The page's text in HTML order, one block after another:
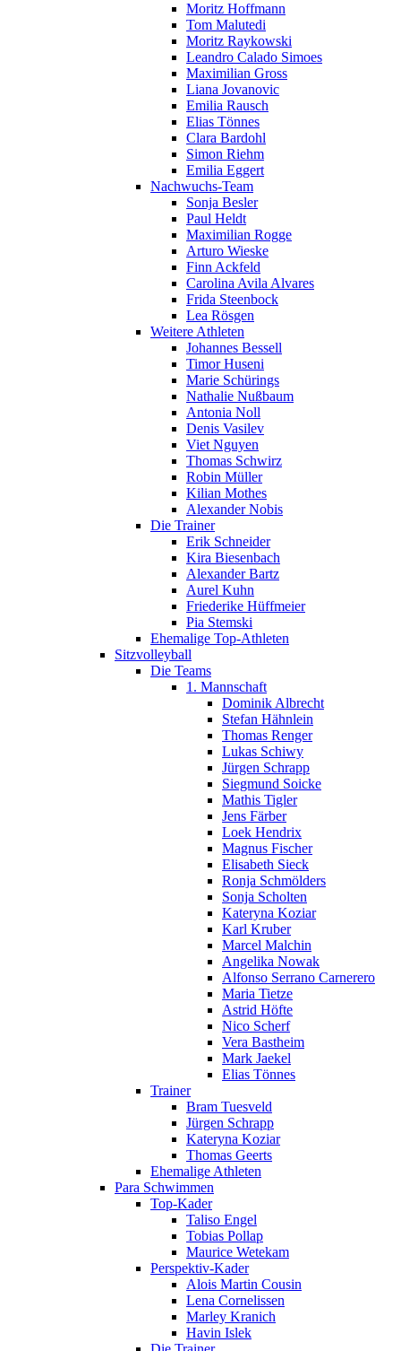
Moritz Hoffmann
Tom Malutedi
Moritz Raykowski
Leandro Calado Simoes
Maximilian Gross
Liana Jovanovic
Emilia Rausch
Elias Tönnes
Clara Bardohl
Simon Riehm
Emilia Eggert
Nachwuchs-Team
Sonja Besler
Paul Heldt
Maximilian Rogge
Arturo Wieske
Finn Ackfeld
Carolina Avila Alvares
Frida Steenbock
Lea Rösgen
Weitere Athleten
Johannes Bessell
Timor Huseni
Marie Schürings
Nathalie Nußbaum
Antonia Noll
Denis Vasilev
Viet Nguyen
Thomas Schwirz
Robin Müller
Kilian Mothes
Alexander Nobis
Die Trainer
Erik Schneider
Kira Biesenbach
Alexander Bartz
Aurel Kuhn
Friederike Hüffmeier
Pia Stemski
Ehemalige Top-Athleten
Sitzvolleyball
Die Teams
1. Mannschaft
Dominik Albrecht
Stefan Hähnlein
Thomas Renger
Lukas Schiwy
Jürgen Schrapp
Siegmund Soicke
Mathis Tigler
Jens Färber
Loek Hendrix
Magnus Fischer
Elisabeth Sieck
Ronja Schmölders
Sonja Scholten
Kateryna Koziar
Karl Kruber
Marcel Malchin
Angelika Nowak
Alfonso Serrano Carnerero
Maria Tietze
Astrid Höfte
Nico Scherf
Vera Bastheim
Mark Jaekel
Elias Tönnes
Trainer
Bram Tuesveld
Jürgen Schrapp
Kateryna Koziar
Thomas Geerts
Ehemalige Athleten
Para Schwimmen
Top-Kader
Taliso Engel
Tobias Pollap
Maurice Wetekam
Perspektiv-Kader
Alois Martin Cousin
Lena Cornelissen
Marley Kranich
Havin Islek